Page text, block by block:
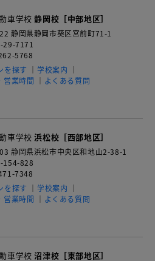
車学校静岡校［中部地区］
静岡県静岡市葵区宮前町71-1
29-7171
5768
を探す
学校案内
営業時間
よくある質問
車学校浜松校［西部地区］
静岡県浜松市中央区和地山2-38-1
154-828
7348
を探す
学校案内
営業時間
よくある質問
車学校沼津校［東部地区］